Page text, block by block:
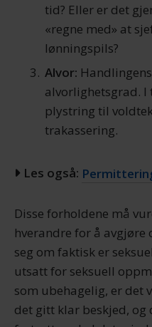
tid? Eller er det
«regne med» at
lønningspils?
Alvor:
alvorlighetsgrad. I
plystring til
trakassering.
Les også:
Disse forholdene må
hverandre for å
seg om faktisk er
utsatt for seksuell
som ubehagelig, er det
det gitt klar beskjed, og